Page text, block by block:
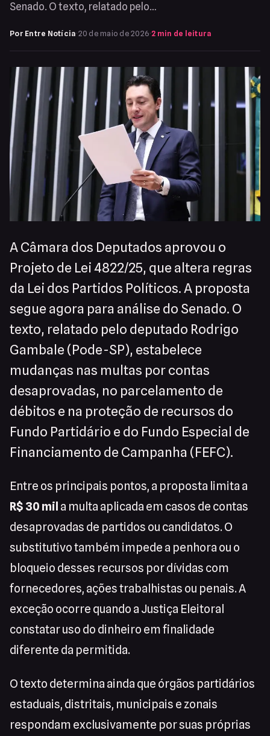
Senado. O texto, relatado pelo…
Por Entre Notícia·20 de maio de 2026·2 min de leitura
A Câmara dos Deputados aprovou o
Projeto de Lei 4822/25, que altera regras
da Lei dos Partidos Políticos. A proposta
segue agora para análise do Senado. O
texto, relatado pelo deputado Rodrigo
Gambale (Pode-SP), estabelece
mudanças nas multas por contas
desaprovadas, no parcelamento de
débitos e na proteção de recursos do
Fundo Partidário e do Fundo Especial de
Financiamento de Campanha (FEFC).
Entre os principais pontos, a proposta limita a
R$ 30 mil a multa aplicada em casos de contas
desaprovadas de partidos ou candidatos. O
substitutivo também impede a penhora ou o
bloqueio desses recursos por dívidas com
fornecedores, ações trabalhistas ou penais. A
exceção ocorre quando a Justiça Eleitoral
constatar uso do dinheiro em finalidade
diferente da permitida.
O texto determina ainda que órgãos partidários
estaduais, distritais, municipais e zonais
respondam exclusivamente por suas próprias